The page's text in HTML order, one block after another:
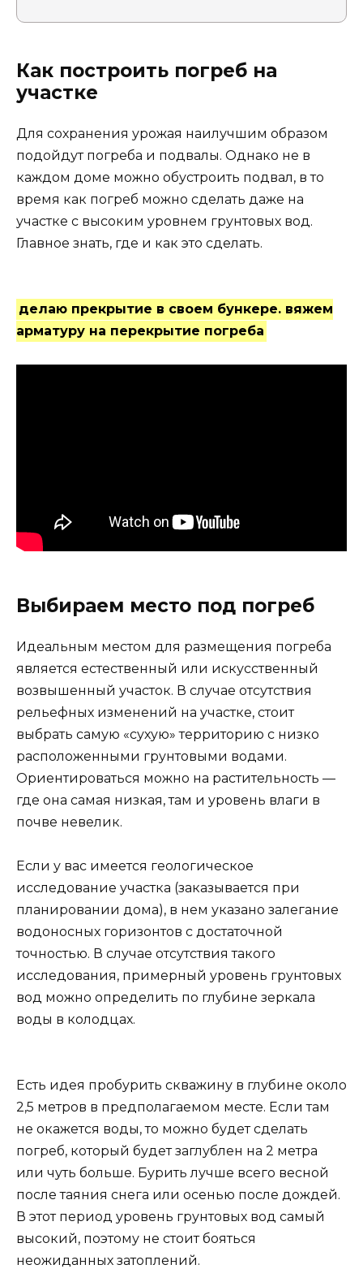
Как построить погреб на
участке
Для сохранения урожая наилучшим образом
подойдут погреба и подвалы. Однако не в
каждом доме можно обустроить подвал, в то
время как погреб можно сделать даже на
участке с высоким уровнем грунтовых вод.
Главное знать, где и как это сделать.
делаю прекрытие в своем бункере. вяжем
арматуру на перекрытие погреба
Выбираем место под погреб
Идеальным местом для размещения погреба
является естественный или искусственный
возвышенный участок. В случае отсутствия
рельефных изменений на участке, стоит
выбрать самую «сухую» территорию с низко
расположенными грунтовыми водами.
Ориентироваться можно на растительность —
где она самая низкая, там и уровень влаги в
почве невелик.
Если у вас имеется геологическое
исследование участка (заказывается при
планировании дома), в нем указано залегание
водоносных горизонтов с достаточной
точностью. В случае отсутствия такого
исследования, примерный уровень грунтовых
вод можно определить по глубине зеркала
воды в колодцах.
Есть идея пробурить скважину в глубине около
2,5 метров в предполагаемом месте. Если там
не окажется воды, то можно будет сделать
погреб, который будет заглублен на 2 метра
или чуть больше. Бурить лучше всего весной
после таяния снега или осенью после дождей.
В этот период уровень грунтовых вод самый
высокий, поэтому не стоит бояться
неожиданных затоплений.